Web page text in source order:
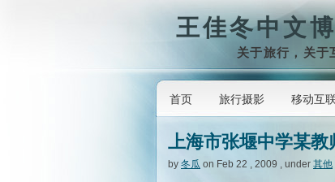
王佳冬中文
关于旅行，关于
首页 旅行摄影 移动互联
上海市张堰中学某教
by 冬瓜 on Feb 22 , 2009 , under 其他